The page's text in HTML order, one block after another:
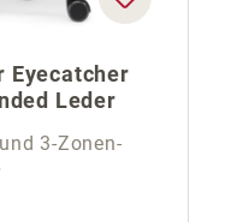
Eyecatcher
Leder
3-Zonen-